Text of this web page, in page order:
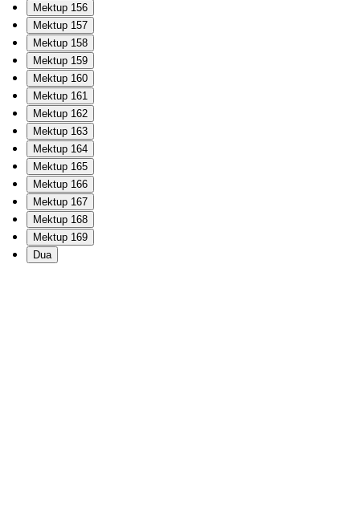
Mektup 156
Mektup 157
Mektup 158
Mektup 159
Mektup 160
Mektup 161
Mektup 162
Mektup 163
Mektup 164
Mektup 165
Mektup 166
Mektup 167
Mektup 168
Mektup 169
Dua